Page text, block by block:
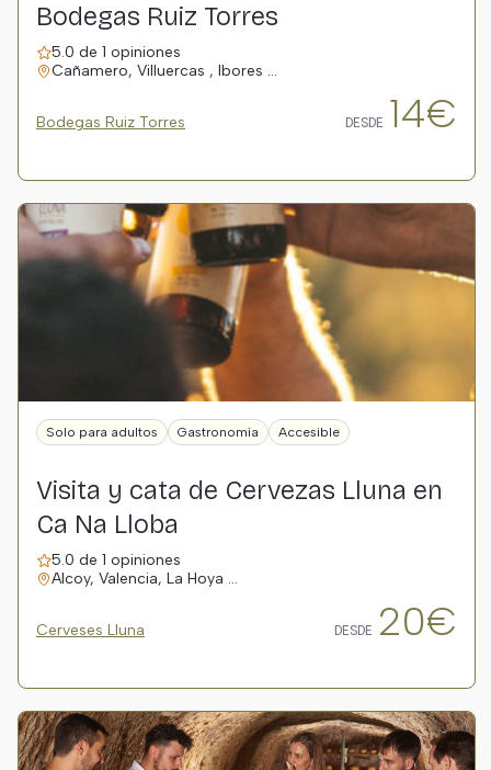
Bodegas Ruiz Torres
5.0 de 1 opiniones
Cañamero, Villuercas , Ibores …
Bodegas Ruiz Torres DESDE 14€
Solo para adultos Gastronomía Accesible
Visita y cata de Cervezas Lluna en
Ca Na Lloba
5.0 de 1 opiniones
Alcoy, Valencia, La Hoya …
Cerveses Lluna DESDE 20€